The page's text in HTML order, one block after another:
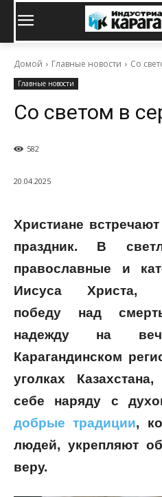
Домой Главные новости Со
Главные новости
Со светом в
582
20.04.2025
Христиане
праздник. В
православные и
Иисуса Христа,
победу над
надежду на
Карагандинском
уголках
себе наряду с
добрые традиции,
людей, укрепляют
веру.